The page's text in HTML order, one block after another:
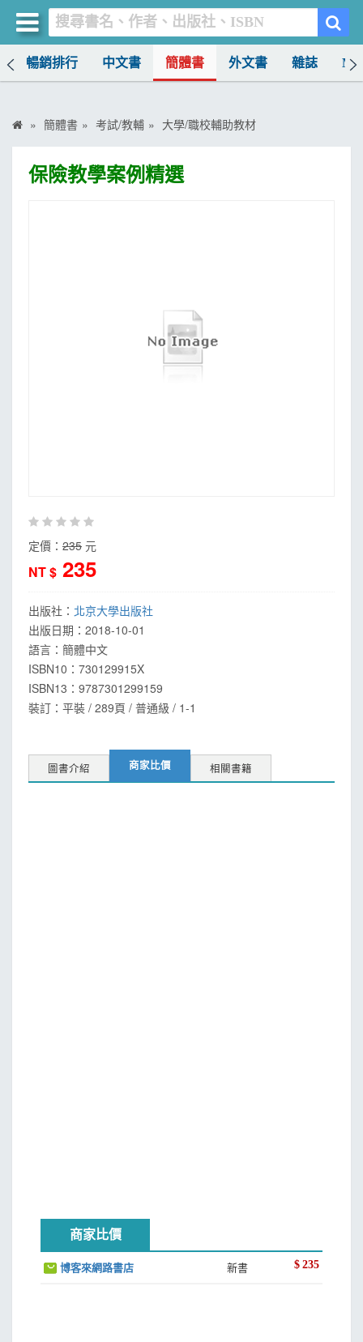
暢銷排行 中文書 簡體書 外文書 雜誌
簡體書 考試/教輔 大學/職校輔助教材
保險教學案例精選
定價： 235 元
NT $ 235
出版社： 北京大學出版社
出版日期： 2018-10-01
語言： 簡體中文
ISBN10：730129915X
ISBN13： 9787301299159
裝訂：平裝 / 289頁 / 普通級 / 1-1
圖書介紹 商家比價 相關書籍
商家比價
博客來網路書店 新書 $ 235
買書網
首頁
書店暢銷榜